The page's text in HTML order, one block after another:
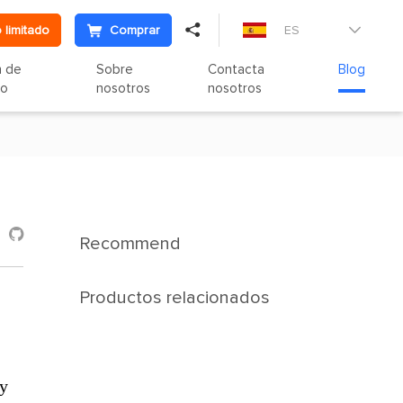
limitado Comprar  ES 
de
Sobre
nosotros
Contacta
nosotros
Blog

Recommend
Productos relacionados